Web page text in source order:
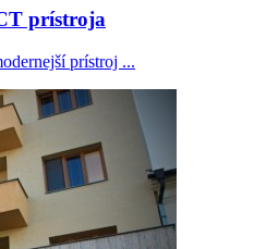
prístroja
prístroj ...